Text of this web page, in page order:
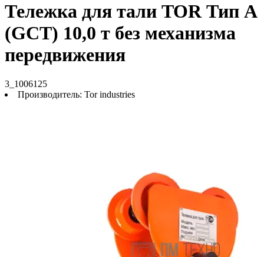
Тележка для тали TOR Тип А
(GCT) 10,0 т без механизма
передвижения
3_1006125
Производитель: Tor industries